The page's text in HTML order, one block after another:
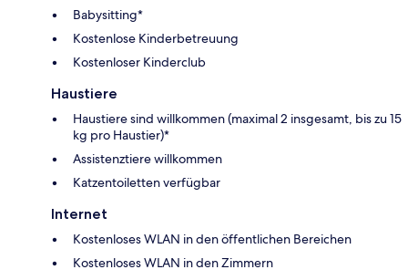
Babysitting*
Kostenlose Kinderbetreuung
Kostenloser Kinderclub
Haustiere
Haustiere sind willkommen (maximal 2 insgesamt, bis zu 15
kg pro Haustier)*
Assistenztiere willkommen
Katzentoiletten verfügbar
Internet
Kostenloses WLAN in den öffentlichen Bereichen
Kostenloses WLAN in den Zimmern